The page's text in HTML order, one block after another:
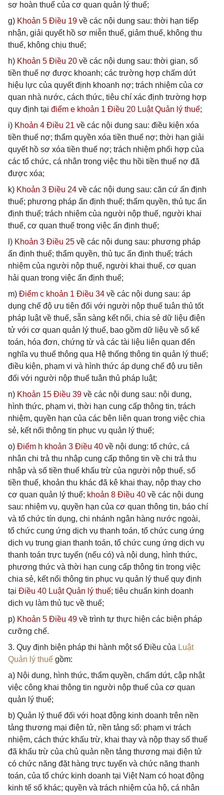
sơ hoàn thuế của cơ quan quản lý thuế;
g) Khoản 5 Điều 19 về các nội dung sau: thời hạn tiếp
nhận, giải quyết hồ sơ miễn thuế, giảm thuế, không thu
thuế, không chịu thuế;
h) Khoản 5 Điều 20 về các nội dung sau: thời gian, số
tiền thuế nợ được khoanh; các trường hợp chấm dứt
hiệu lực của quyết định khoanh nợ; trách nhiệm của cơ
quan nhà nước, cách thức, tiêu chí xác định trường hợp
quy định tại điểm e khoản 1 Điều 20 Luật Quản lý thuế;
i) Khoản 4 Điều 21 về các nội dung sau: điều kiện xóa
tiền thuế nợ; thẩm quyền xóa tiền thuế nợ; thời hạn giải
quyết hồ sơ xóa tiền thuế nợ; trách nhiệm phối hợp của
các tổ chức, cá nhân trong việc thu hồi tiền thuế nợ đã
được xóa;
k) Khoản 3 Điều 24 về các nội dung sau: căn cứ ấn định
thuế; phương pháp ấn định thuế; thẩm quyền, thủ tục ấn
định thuế; trách nhiệm của người nộp thuế, người khai
thuế, cơ quan thuế trong việc ấn định thuế;
l) Khoản 3 Điều 25 về các nội dung sau: phương pháp
ấn định thuế; thẩm quyền, thủ tục ấn định thuế; trách
nhiệm của người nộp thuế, người khai thuế, cơ quan
hải quan trong việc ấn định thuế;
m) Điểm c khoản 1 Điều 34 về các nội dung sau: áp
dụng chế độ ưu tiên đối với người nộp thuế tuân thủ tốt
pháp luật về thuế, sẵn sàng kết nối, chia sẻ dữ liệu điện
tử với cơ quan quản lý thuế, bao gồm dữ liệu về sổ kế
toán, hóa đơn, chứng từ và các tài liệu liên quan đến
nghĩa vụ thuế thông qua Hệ thống thông tin quản lý thuế;
điều kiện, phạm vi và hình thức áp dụng chế độ ưu tiên
đối với người nộp thuế tuân thủ pháp luật;
n) Khoản 15 Điều 39 về các nội dung sau: nội dung,
hình thức, phạm vi, thời hạn cung cấp thông tin, trách
nhiệm, quyền hạn của các bên liên quan trong việc chia
sẻ, kết nối thông tin phục vụ quản lý thuế;
o) Điểm h khoản 3 Điều 40 về nội dung: tổ chức, cá
nhân chi trả thu nhập cung cấp thông tin về chi trả thu
nhập và số tiền thuế khấu trừ của người nộp thuế, số
tiền thuế, khoản thu khác đã kê khai thay, nộp thay cho
cơ quan quản lý thuế; khoản 8 Điều 40 về các nội dung
sau: nhiệm vụ, quyền hạn của cơ quan thông tin, báo chí
và tổ chức tín dụng, chi nhánh ngân hàng nước ngoài,
tổ chức cung ứng dịch vụ thanh toán, tổ chức cung ứng
dịch vụ trung gian thanh toán, tổ chức cung ứng dịch vụ
thanh toán trực tuyến (nếu có) và nội dung, hình thức,
phương thức và thời hạn cung cấp thông tin trong việc
chia sẻ, kết nối thông tin phục vụ quản lý thuế quy định
tại Điều 40 Luật Quản lý thuế; tiêu chuẩn kinh doanh
dịch vụ làm thủ tục về thuế;
p) Khoản 5 Điều 49 về trình tự thực hiện các biện pháp
cưỡng chế.
3. Quy định biện pháp thi hành một số Điều của Luật
Quản lý thuế gồm:
a) Nội dung, hình thức, thẩm quyền, chấm dứt, cập nhật
việc công khai thông tin người nộp thuế của cơ quan
quản lý thuế;
b) Quản lý thuế đối với hoạt động kinh doanh trên nền
tảng thương mại điện tử, nền tảng số: phạm vi trách
nhiệm, cách thức khấu trừ, khai thay và nộp thay số thuế
đã khấu trừ của chủ quản nền tảng thương mại điện tử
có chức năng đặt hàng trực tuyến và chức năng thanh
toán, của tổ chức kinh doanh tại Việt Nam có hoạt động
kinh tế số khác; quyền và trách nhiệm của hộ, cá nhân